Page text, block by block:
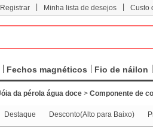
Minha lista de desejos Custo
Fechos magnéticos Fio de náilon
da pérola água doce> Componente de
Destaque Desconto(Alto para Baixo)